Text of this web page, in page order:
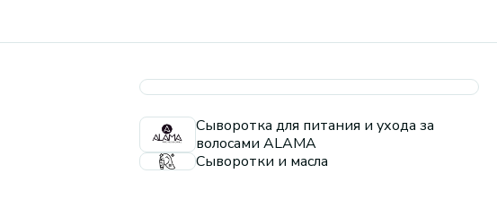
Сыворотка для питания и ухода за
волосами ALAMA
Сыворотки и масла